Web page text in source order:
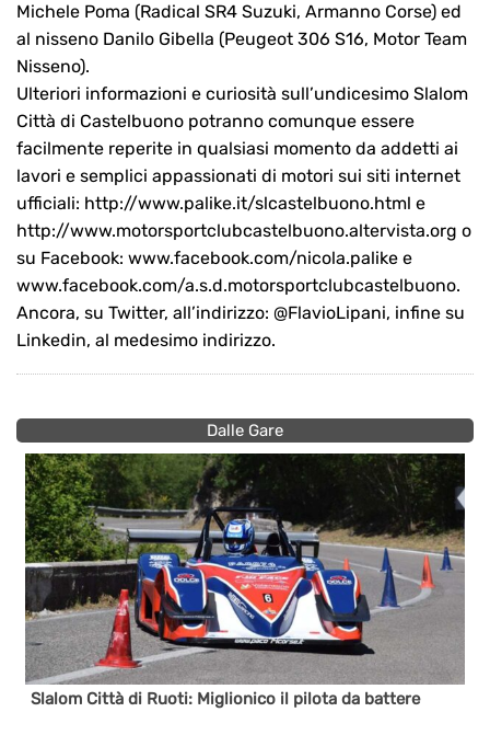
Michele Poma (Radical SR4 Suzuki, Armanno Corse) ed
al nisseno Danilo Gibella (Peugeot 306 S16, Motor Team
Nisseno).
Ulteriori informazioni e curiosità sull’undicesimo Slalom
Città di Castelbuono potranno comunque essere
facilmente reperite in qualsiasi momento da addetti ai
lavori e semplici appassionati di motori sui siti internet
ufficiali: http://www.palike.it/slcastelbuono.html e
http://www.motorsportclubcastelbuono.altervista.org o
su Facebook: www.facebook.com/nicola.palike e
www.facebook.com/a.s.d.motorsportclubcastelbuono.
Ancora, su Twitter, all’indirizzo: @FlavioLipani, infine su
Linkedin, al medesimo indirizzo.
Dalle Gare
Città di Ruoti: Miglionico il pilota da battere